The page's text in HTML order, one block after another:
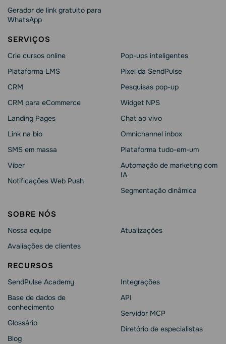
Gerador de link gratuito para
WhatsApp
SERVIÇOS
Crie cursos online
Plataforma LMS
CRM
CRM para eCommerce
Landing Pages
Link na bio
SMS em massa
Viber
Notificações Web Push
Pop-ups inteligentes
Pixel da SendPulse
Pesquisas pop-up
Widget NPS
Chat ao vivo
Omnichannel inbox
Plataforma tudo-em-um
Automação de marketing com
IA
Segmentação dinâmica
SOBRE NÓS
Nossa equipe
Avaliações de clientes
Atualizações
RECURSOS
SendPulse Academy
Base de dados de
conhecimento
Glossário
Blog
Integrações
API
Servidor MCP
Diretório de especialistas